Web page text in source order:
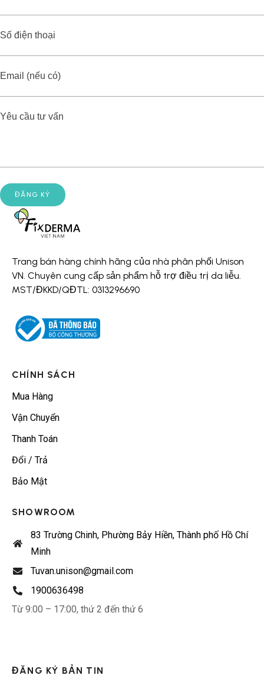
Trang bán hàng chính hãng của nhà phân phối Unison
VN. Chuyên cung cấp sản phẩm hỗ trợ điều trị da liễu.
MST/ĐKKD/QĐTL: 0313296690
CHÍNH SÁCH
Mua Hàng
Vận Chuyển
Thanh Toán
Đổi / Trả
Bảo Mật
SHOWROOM
83 Trường Chinh, Phường Bảy Hiền, Thành phố Hồ Chí
Minh
Tuvan.unison@gmail.com
1900636498
Từ 9:00 – 17:00, thứ 2 đến thứ 6
ĐĂNG KÝ BẢN TIN